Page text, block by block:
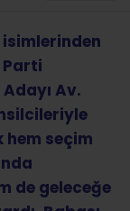
Parti
Av.
seçim
de geleceğe